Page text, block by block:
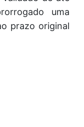
uma
prazo original